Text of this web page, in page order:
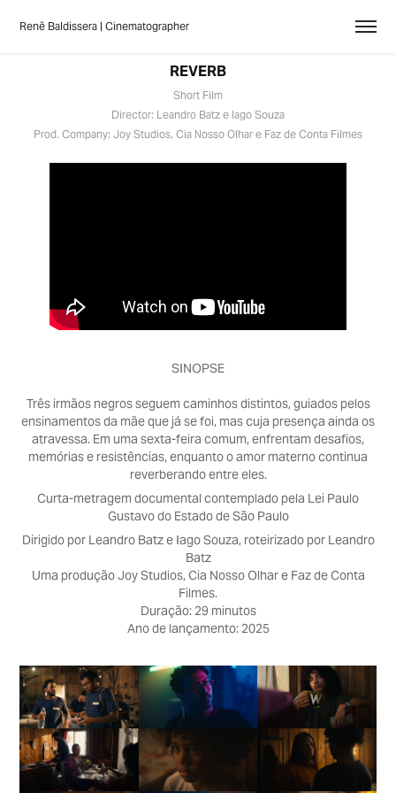
Renê Baldissera | Cinematographer
REVERB
Short Film
Director: Leandro Batz e Iago Souza
Prod. Company: Joy Studios, Cia Nosso Olhar e Faz de Conta Filmes
SINOPSE
Três irmãos negros seguem caminhos distintos, guiados pelos
ensinamentos da mãe que já se foi, mas cuja presença ainda os
atravessa. Em uma sexta-feira comum, enfrentam desafios,
memórias e resistências, enquanto o amor materno continua
reverberando entre eles.
Curta-metragem documental contemplado pela Lei Paulo
Gustavo do Estado de São Paulo
Dirigido por Leandro Batz e Iago Souza, roteirizado por Leandro
Batz
Uma produção Joy Studios, Cia Nosso Olhar e Faz de Conta
Filmes.
Duração: 29 minutos
Ano de lançamento: 2025